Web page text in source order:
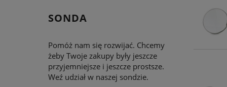
SONDA
Pomóż nam się rozwijać. Chcemy
żeby Twoje zakupy były jeszcze
przyjemniejsze i jeszcze prostsze.
Weź udział w naszej sondzie.